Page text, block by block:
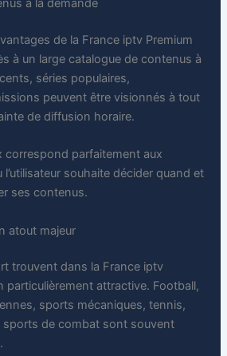
à la demande
de la France iptv Premium
à un large catalogue de contenus à
séries populaires,
peuvent être visionnés à tout
de diffusion horaire.
correspond parfaitement aux
souhaite décider quand et
ses contenus.
atout majeur
trouvent dans la France iptv
particulièrement attractive. Football,
sports mécaniques, tennis,
sports de combat sont souvent